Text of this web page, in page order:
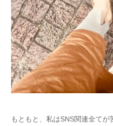
もともと、私はSNS関連全てが